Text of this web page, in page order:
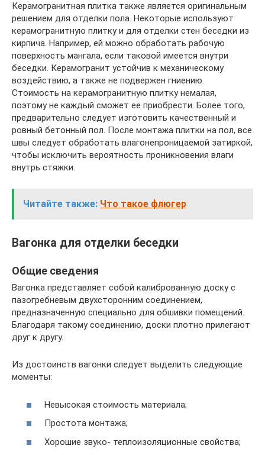
Керамогранитная плитка также является оригинальным
решением для отделки пола. Некоторые используют
керамогранитную плитку и для отделки стен беседки из
кирпича. Например, ей можно обработать рабочую
поверхность мангала, если таковой имеется внутри
беседки. Керамогранит устойчив к механическому
воздействию, а также не подвержен гниению.
Стоимость на керамогранитную плитку немалая,
поэтому не каждый сможет ее приобрести. Более того,
предварительно следует изготовить качественный и
ровный бетонный пол. После монтажа плитки на пол, все
швы следует обработать влагонепроницаемой затиркой,
чтобы исключить вероятность проникновения влаги
внутрь стяжки.
Читайте также: Что такое флюгер
Вагонка для отделки беседки
Общие сведения
Вагонка представляет собой калиброванную доску с
пазогребневым двухсторонним соединением,
предназначенную специально для обшивки помещений.
Благодаря такому соединению, доски плотно прилегают
друг к другу.
Из достоинств вагонки следует выделить следующие
моменты:
Невысокая стоимость материала;
Простота монтажа;
Хорошие звуко- теплоизоляционные свойства;